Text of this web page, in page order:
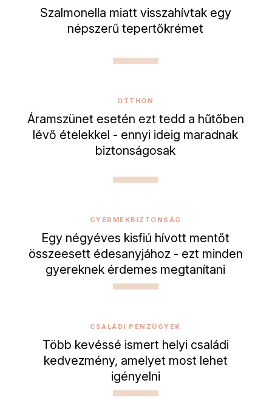
Szalmonella miatt visszahívtak egy
népszerű tepertőkrémet
OTTHON
Áramszünet esetén ezt tedd a hűtőben
lévő ételekkel - ennyi ideig maradnak
biztonságosak
GYERMEKBIZTONSÁG
Egy négyéves kisfiú hívott mentőt
összeesett édesanyjához - ezt minden
gyereknek érdemes megtanítani
CSALÁDI PÉNZÜGYEK
Több kevéssé ismert helyi családi
kedvezmény, amelyet most lehet
igényelni